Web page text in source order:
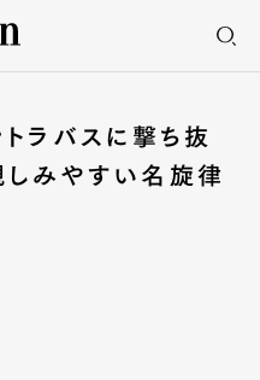
トラバスに撃ち抜
しみやすい名旋律